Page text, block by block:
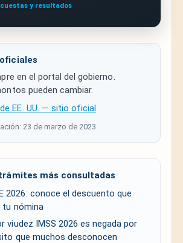
y resultados
en el portal del gobierno.
pueden cambiar.
EE. UU. — sitio oficial
23 de marzo de 2023
más consultadas
2026: conoce el descuento que
tu nómina
viudez IMSS 2026 es negada por
que muchos desconocen